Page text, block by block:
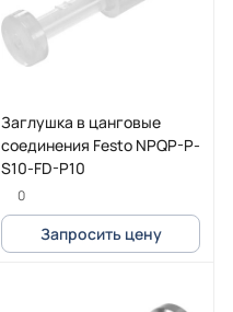
Заглушка в цанговые
соединения Festo NPQP-P-
S10-FD-P10
0
Запросить цену